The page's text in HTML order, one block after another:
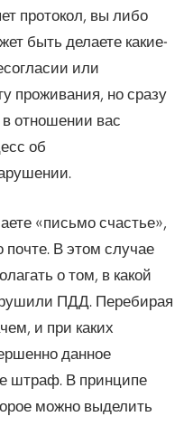
протокол, вы либо
быть делаете какие-
или
проживания, но сразу
в отношении вас
об
«письмо счастье»,
В этом случае
о том, в какой
ПДД. Перебирая
и при каких
данное
штраф. В принципе
можно выделить